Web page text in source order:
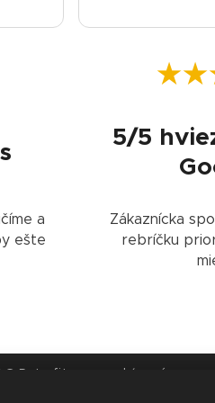
a
ešte
5/5
Zákaznícka
rebríčku
Retrofits s.r.o. zakázané